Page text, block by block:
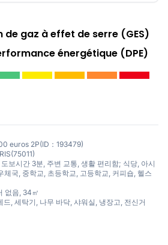
de gaz à effet de serre (GES)
énergétique (DPE)
euros 2P(ID：193479)
보시간 3분, 주변 교통, 생활 편리함; 식당, 아시
체국, 중학교, 초등학교, 고등학교, 커피숍, 헬스
없음, 34㎡
, 세탁기, 나무 바닥, 샤워실, 냉장고, 전신거